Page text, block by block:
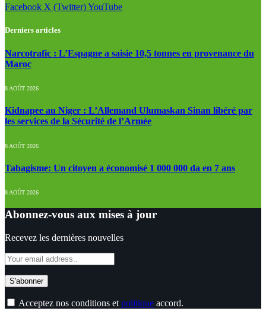
Facebook X (Twitter)YouTube
Derniers articles
Narcotrafic : L’Espagne a saisie 10,5 tonnes en provenance du
Maroc
8 AOÛT 2026
Kidnapee au Niger : L’Allemand Ulumaskan Sinan libéré par
les services de la Sécurité de l’Armée
8 AOÛT 2026
Tabagisme: Un citoyen a économisé 1 000 000 da en 7 ans
8 AOÛT 2026
Abonnez-vous aux mises à jour
Recevez les dernières nouvelles
Acceptez nos conditions et politique accord.